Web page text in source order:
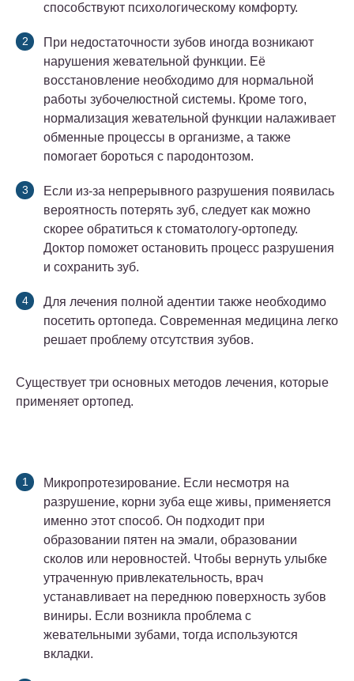
способствуют психологическому комфорту.
При недостаточности зубов иногда возникают
нарушения жевательной функции. Её
восстановление необходимо для нормальной
работы зубочелюстной системы. Кроме того,
нормализация жевательной функции налаживает
обменные процессы в организме, а также
помогает бороться с пародонтозом.
Если из-за непрерывного разрушения появилась
вероятность потерять зуб, следует как можно
скорее обратиться к стоматологу-ортопеду.
Доктор поможет остановить процесс разрушения
и сохранить зуб.
Для лечения полной адентии также необходимо
посетить ортопеда. Современная медицина легко
решает проблему отсутствия зубов.
Существует три основных методов лечения, которые
применяет ортопед.
Микропротезирование. Если несмотря на
разрушение, корни зуба еще живы, применяется
именно этот способ. Он подходит при
образовании пятен на эмали, образовании
сколов или неровностей. Чтобы вернуть улыбке
утраченную привлекательность, врач
устанавливает на переднюю поверхность зубов
виниры. Если возникла проблема с
жевательными зубами, тогда используются
вкладки.